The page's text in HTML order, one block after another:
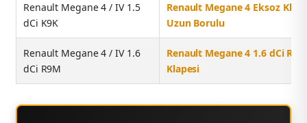
Renault Megane 4 / IV 1.5
dCi K9K
Renault Megane 4 Eksoz
Uzun Borulu
Renault Megane 4 / IV 1.6
dCi R9M
Renault Megane 4 1.6 dCi
Klapesi